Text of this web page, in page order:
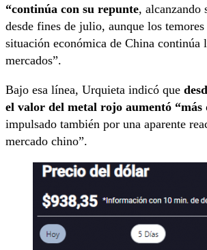
“continúa con su repunte, alcanzando
desde fines de julio, aunque los
situación económica de China continúa
mercados”.
Bajo esa línea, Urquieta indicó que
el valor del metal rojo aumentó “más
impulsado también por una aparente
mercado chino”.